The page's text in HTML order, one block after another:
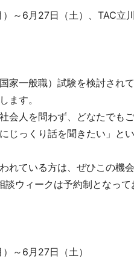
～6月27日（土）、TAC立
家一般職）試験を検討され
ます。
会人を問わず、どなたでもご
じっくり話を聞きたい」と
れている方は、ぜひこの機
談ウィークは予約制となっ
～6月27日（土）